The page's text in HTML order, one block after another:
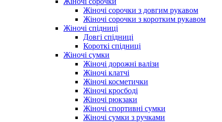
Жіночі сорочки з довгим рукавом
Жіночі сорочки з коротким рукавом
Жіночі спідниці
Довгі спідниці
Короткі спідниці
Жіночі сумки
Жіночі дорожні валізи
Жіночі клатчі
Жіночі косметички
Жіночі кросбоді
Жіночі рюкзаки
Жіночі спортивні сумки
Жіночі сумки з ручками